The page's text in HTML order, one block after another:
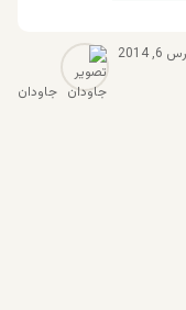
جاودان
2014